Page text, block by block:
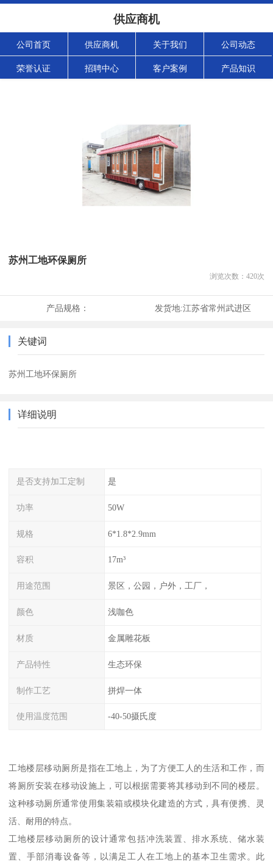
供应商机
公司首页 供应商机 关于我们 公司动态
荣誉认证 招聘中心 客户案例 产品知识
苏州工地环保厕所
浏览次数： 420次
产品规格： 发货地:江苏省常州武进区
关键词
苏州工地环保厕所
详细说明
是否支持加工定制 是
功率 50W
规格 6*1.8*2.9mm
容积 17m³
用途范围 景区，公园，户外，工厂，
颜色 浅咖色
材质 金属雕花板
产品特性 生态环保
制作工艺 拼焊一体
使用温度范围 -40-50摄氏度
工地楼层移动厕所是指在工地上，为了方便工人的生活和工作，而
将厕所安装在移动设施上，可以根据需要将其移动到不同的楼层。
这种移动厕所通常使用集装箱或模块化建造的方式，具有便携、灵
活、耐用的特点。
工地楼层移动厕所的设计通常包括冲洗装置、排水系统、储水装
置、手部消毒设备等，以满足工人在工地上的基本卫生需求。此